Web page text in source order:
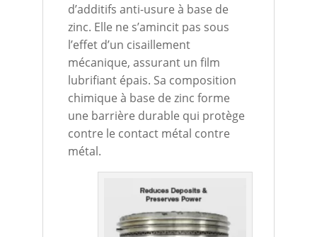
d’additifs anti-usure à base de
zinc. Elle ne s’amincit pas sous
l’effet d’un cisaillement
mécanique, assurant un film
lubrifiant épais. Sa composition
chimique à base de zinc forme
une barrière durable qui protège
contre le contact métal contre
métal.